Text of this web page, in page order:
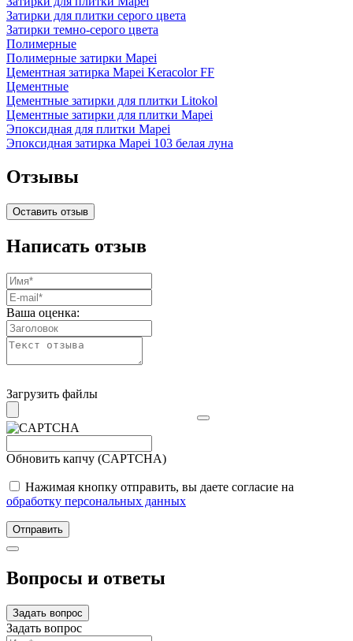
Затирки для плитки серого цвета
Затирки темно-серого цвета
Полимерные
Полимерные затирки Mapei
Цементная затирка Mapei Keracolor FF
Цементные
Цементные затирки для плитки Litokol
Цементные затирки для плитки Mapei
Эпоксидная для плитки Mapei
Эпоксидная затирка Mapei 103 белая луна
Отзывы
Оставить отзыв
Написать отзыв
Ваша оценка:
Загрузить файлы
Обновить капчу (CAPTCHA)
Нажимая кнопку отправить, вы даете согласие на
обработку персональных данных
Отправить
Вопросы и ответы
Задать вопрос
Задать вопрос